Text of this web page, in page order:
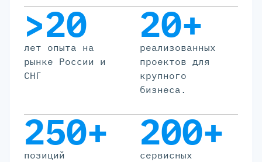
>20
лет опыта на
рынке России и
СНГ
20+
реализованных
проектов для
крупного
бизнеса.
250+
позиций
200+
cервисных